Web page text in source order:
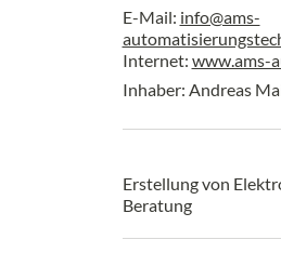
E-Mail: info@ams-
Internet: www.ams-
Inhaber: Andreas
Erstellung von
Beratung